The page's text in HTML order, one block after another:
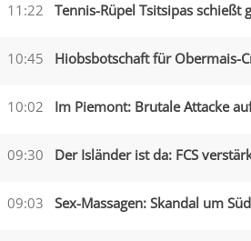
11:22 Tennis-Rüpel Tsitsipas schießt
10:45 Hiobsbotschaft für Obermais-
10:02 Im Piemont: Brutale Attacke
09:30 Der Isländer ist da: FCS
09:03 Sex-Massagen: Skandal um